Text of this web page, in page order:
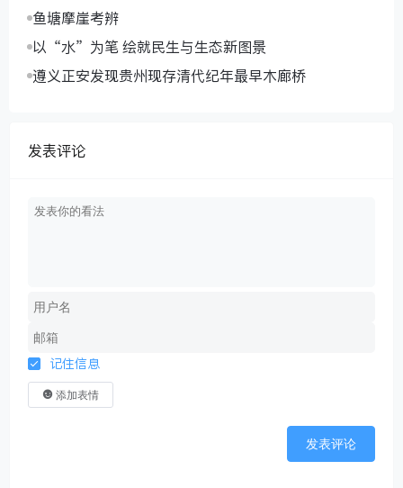
鱼塘摩崖考辨
以“水”为笔 绘就民生与生态新图景
遵义正安发现贵州现存清代纪年最早木廊桥
发表评论
记住信息
添加表情
发表评论